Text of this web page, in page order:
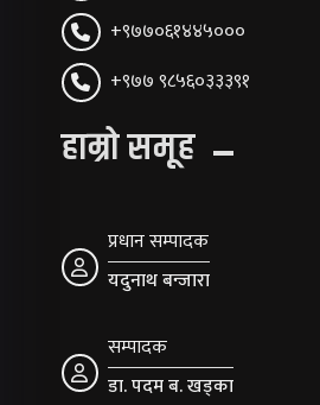
+९७७०६१४४५०००
+९७७ ९८५६०३३३९१
हाम्रो समूह
प्रधान सम्पादक
यदुनाथ बन्जारा
सम्पादक
डा. पदम ब. खड्का